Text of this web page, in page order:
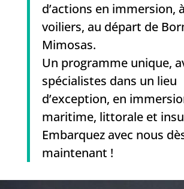
d’actions en immersion,
voiliers, au départ de
Mimosas.
Un programme unique,
spécialistes dans un lieu
d’exception, en
maritime, littorale et
Embarquez avec nous
maintenant !